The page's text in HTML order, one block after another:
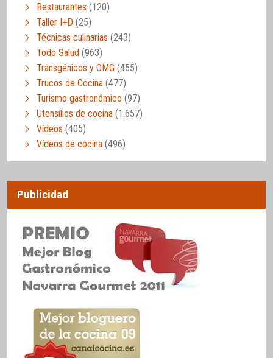
Restaurantes (120)
Taller I+D (25)
Técnicas culinarias (243)
Todo Salud (963)
Transgénicos y OMG (455)
Trucos de Cocina (477)
Turismo gastronómico (97)
Utensilios de cocina (1.657)
Vídeos (405)
Vídeos de cocina (496)
Publicidad